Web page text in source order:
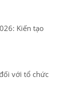
Kiến tạo
với tổ chức